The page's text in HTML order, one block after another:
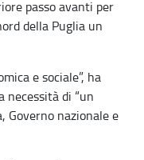
passo avanti per
della Puglia un
e sociale”, ha
necessità di “un
Governo nazionale e